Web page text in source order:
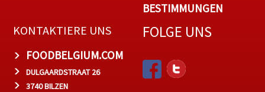
BESTIMMUNGEN
KONTAKTIERE UNS
FOODBELGIUM.COM
DULGAARDSTRAAT 26
3740 BILZEN
FOLGE UNS